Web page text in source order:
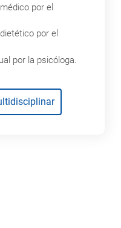
por el
por el
por la psicóloga.